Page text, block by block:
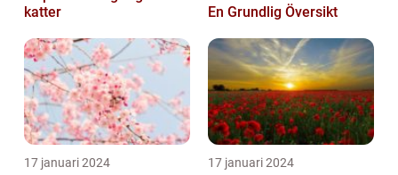
katter
En Grundlig Översikt
17 januari 2024 17 januari 2024